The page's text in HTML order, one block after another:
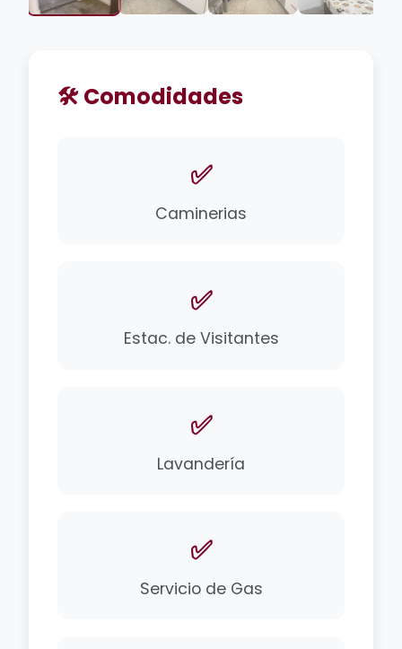
🛠️ Comodidades
✅
Caminerias
✅
Estac. de Visitantes
✅
Lavandería
✅
Servicio de Gas